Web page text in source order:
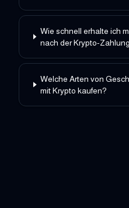
Wie schnell erhalte ich
nach der Krypto-
Welche Arten von
mit Krypto kaufen?